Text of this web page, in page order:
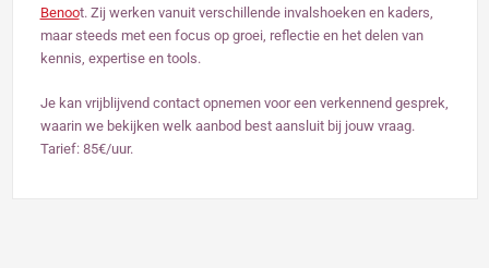
Benoot. Zij werken vanuit verschillende invalshoeken en kaders,
maar steeds met een focus op groei, reflectie en het delen van
kennis, expertise en tools.
Je kan vrijblijvend contact opnemen voor een verkennend gesprek,
waarin we bekijken welk aanbod best aansluit bij jouw vraag.
Tarief: 85€/uur.